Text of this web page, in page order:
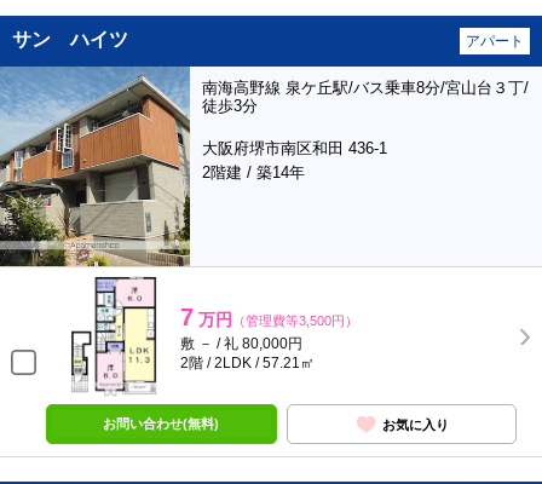
サン ハイツ アパート
南海高野線 泉ケ丘駅/バス乗車8分/宮山台３丁/
徒歩3分
大阪府堺市南区和田 436-1
2階建 / 築14年
7 万円 （管理費等3,500円）
敷 － / 礼 80,000円
2階 / 2LDK / 57.21㎡
お問い合わせ(無料) お気に入り